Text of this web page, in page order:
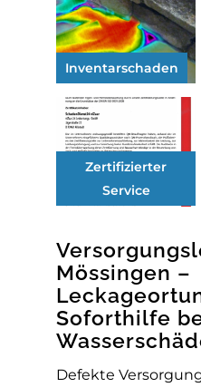
Inventarschaden
Zertifizierter
Service
Mössingen –
Soforthilfe
Defekte